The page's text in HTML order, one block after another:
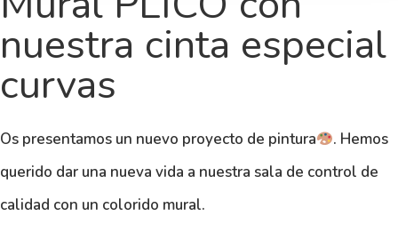
nuestra cinta especial
curvas
Os presentamos un nuevo proyecto de pintura
. Hemos
querido dar una nueva vida a nuestra sala de control de
calidad con un colorido mural.